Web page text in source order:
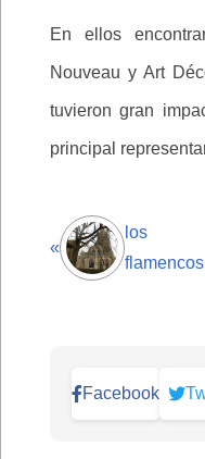
En ellos
Nouveau y Art
tuvieron gran
principal
«
los
flamencos
Facebook